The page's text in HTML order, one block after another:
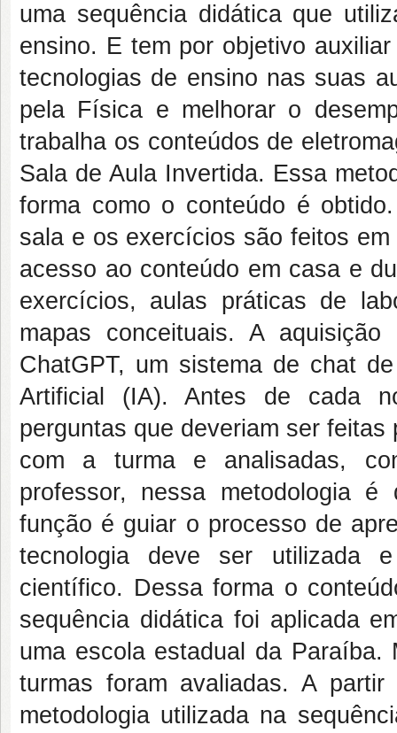
uma sequência didática que
ensino. E tem por objetivo
tecnologias de ensino nas suas
pela Física e melhorar o
trabalha os conteúdos de
Sala de Aula Invertida. Essa
forma como o conteúdo é
sala e os exercícios são feitos
acesso ao conteúdo em casa e
exercícios, aulas práticas de
mapas conceituais. A
ChatGPT, um sistema de chat
Artificial (IA). Antes de cada
perguntas que deveriam ser
com a turma e analisadas,
professor, nessa metodologia
função é guiar o processo de
tecnologia deve ser utilizada
científico. Dessa forma o
sequência didática foi aplicada
uma escola estadual da
turmas foram avaliadas. A
metodologia utilizada na